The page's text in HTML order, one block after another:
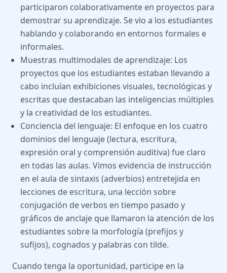
participaron colaborativamente en proyectos para
demostrar su aprendizaje. Se vio a los estudiantes
hablando y colaborando en entornos formales e
informales.
Muestras multimodales de aprendizaje: Los
proyectos que los estudiantes estaban llevando a
cabo incluían exhibiciones visuales, tecnológicas y
escritas que destacaban las inteligencias múltiples
y la creatividad de los estudiantes.
Conciencia del lenguaje: El enfoque en los cuatro
dominios del lenguaje (lectura, escritura,
expresión oral y comprensión auditiva) fue claro
en todas las aulas. Vimos evidencia de instrucción
en el aula de sintaxis (adverbios) entretejida en
lecciones de escritura, una lección sobre
conjugación de verbos en tiempo pasado y
gráficos de anclaje que llamaron la atención de los
estudiantes sobre la morfología (prefijos y
sufijos), cognados y palabras con tilde.
Cuando tenga la oportunidad, participe en la